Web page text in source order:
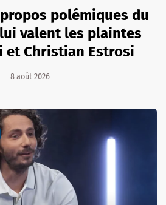
polémiques du
valent les plaintes
et Christian Estrosi
8 août 2026